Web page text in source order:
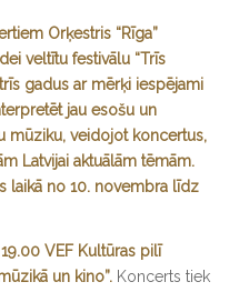
Orķestris “Rīga”
veltītu festivālu “Trīs
gadus ar mērķi iespējami
jau esošu un
mūziku, veidojot koncertus,
Latvijai aktuālām tēmām.
laikā no 10. novembra līdz
VEF Kultūras pilī
un kino”. Koncerts tiek